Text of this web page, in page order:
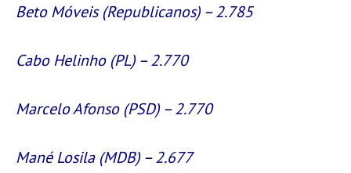
Beto Móveis (Republicanos) – 2.785
Cabo Helinho (PL) – 2.770
Marcelo Afonso (PSD) – 2.770
Mané Losila (MDB) – 2.677